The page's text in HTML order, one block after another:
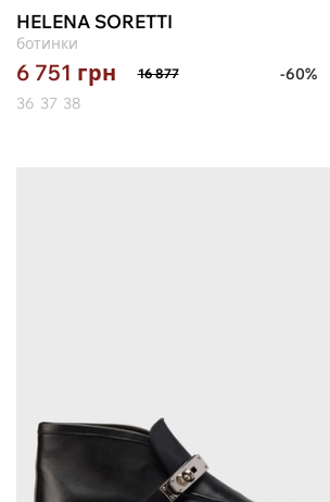
HELENA SORETTI
ботинки
6 751 грн 16 877
-60%
36 37 38